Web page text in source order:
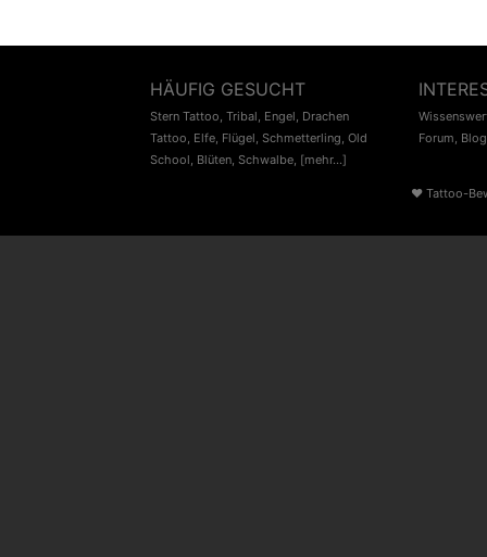
HÄUFIG GESUCHT
Stern Tattoo, Tribal, Engel, Drachen
Tattoo, Elfe, Flügel, Schmetterling, Old
School, Blüten, Schwalbe, [mehr...]
Forum, Blog
♥ Tattoo-